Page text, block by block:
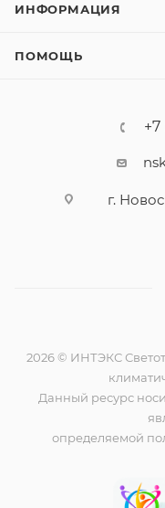
ИНФОРМАЦИЯ
ПОМОЩЬ
+7
г.
2026 © ИНТЭКС
Данный ресурс
определяемой